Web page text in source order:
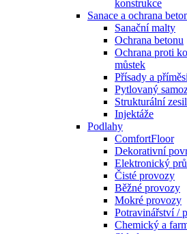
konstrukce
Sanace a ochrana
Sanační malty
Ochrana betonu
Ochrana proti
můstek
Přísady a
Pytlovaný
Strukturální
Injektáže
Podlahy
ComfortFloor
Dekorativní
Elektronický
Čisté provozy
Běžné provozy
Mokré provozy
Potravinářství /
Chemický a